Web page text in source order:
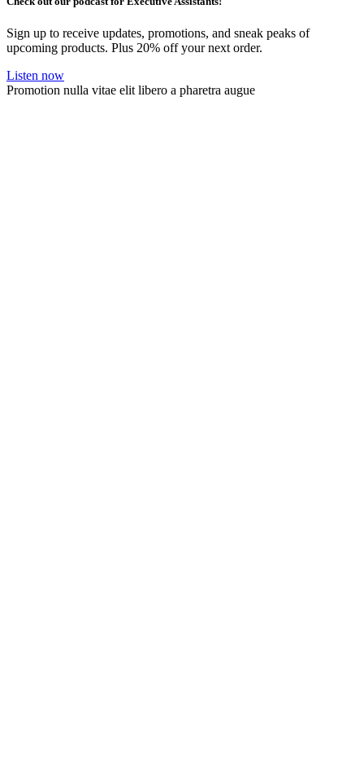
Sign up to receive updates, promotions, and sneak peaks of
upcoming products. Plus 20% off your next order.
Listen now
Promotion nulla vitae elit libero a pharetra augue